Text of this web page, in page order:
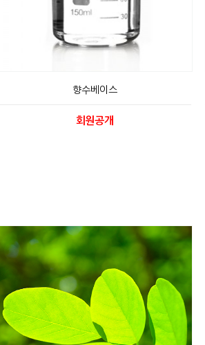
향수베이스
회원공개